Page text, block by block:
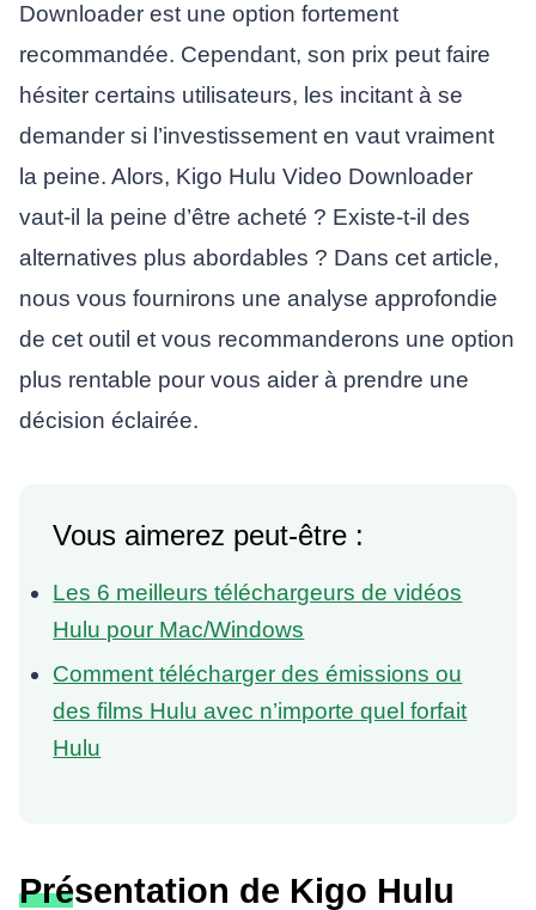
Downloader est une option fortement
recommandée. Cependant, son prix peut faire
hésiter certains utilisateurs, les incitant à se
demander si l’investissement en vaut vraiment
la peine. Alors, Kigo Hulu Video Downloader
vaut-il la peine d’être acheté ? Existe-t-il des
alternatives plus abordables ? Dans cet article,
nous vous fournirons une analyse approfondie
de cet outil et vous recommanderons une option
plus rentable pour vous aider à prendre une
décision éclairée.
Vous aimerez peut-être :
Les 6 meilleurs téléchargeurs de vidéos
Hulu pour Mac/Windows
Comment télécharger des émissions ou
des films Hulu avec n’importe quel forfait
Hulu
Présentation de Kigo Hulu